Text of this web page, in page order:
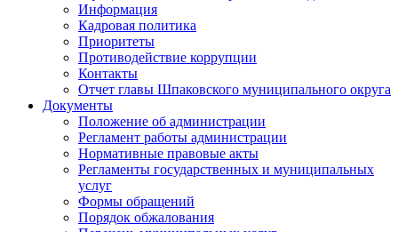
Информация
Кадровая политика
Приоритеты
Противодействие коррупции
Контакты
Отчет главы Шпаковского муниципального округа
Документы
Положение об администрации
Регламент работы администрации
Нормативные правовые акты
Регламенты государственных и муниципальных
услуг
Формы обращений
Порядок обжалования